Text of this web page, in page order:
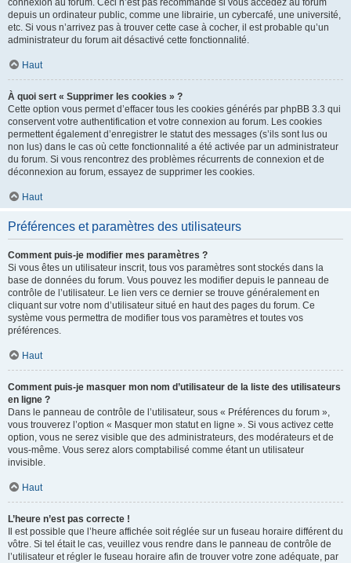
connexion au forum. Ceci n’est pas recommandé si vous accédez au forum
depuis un ordinateur public, comme une librairie, un cybercafé, une université,
etc. Si vous n’arrivez pas à trouver cette case à cocher, il est probable qu’un
administrateur du forum ait désactivé cette fonctionnalité.
Haut
À quoi sert « Supprimer les cookies » ?
Cette option vous permet d’effacer tous les cookies générés par phpBB 3.3 qui
conservent votre authentification et votre connexion au forum. Les cookies
permettent également d’enregistrer le statut des messages (s’ils sont lus ou
non lus) dans le cas où cette fonctionnalité a été activée par un administrateur
du forum. Si vous rencontrez des problèmes récurrents de connexion et de
déconnexion au forum, essayez de supprimer les cookies.
Haut
Préférences et paramètres des utilisateurs
Comment puis-je modifier mes paramètres ?
Si vous êtes un utilisateur inscrit, tous vos paramètres sont stockés dans la
base de données du forum. Vous pouvez les modifier depuis le panneau de
contrôle de l’utilisateur. Le lien vers ce dernier se trouve généralement en
cliquant sur votre nom d’utilisateur situé en haut des pages du forum. Ce
système vous permettra de modifier tous vos paramètres et toutes vos
préférences.
Haut
Comment puis-je masquer mon nom d’utilisateur de la liste des utilisateurs
en ligne ?
Dans le panneau de contrôle de l’utilisateur, sous « Préférences du forum »,
vous trouverez l’option « Masquer mon statut en ligne ». Si vous activez cette
option, vous ne serez visible que des administrateurs, des modérateurs et de
vous-même. Vous serez alors comptabilisé comme étant un utilisateur
invisible.
Haut
L’heure n’est pas correcte !
Il est possible que l’heure affichée soit réglée sur un fuseau horaire différent du
vôtre. Si tel était le cas, veuillez vous rendre dans le panneau de contrôle de
l’utilisateur et régler le fuseau horaire afin de trouver votre zone adéquate, par